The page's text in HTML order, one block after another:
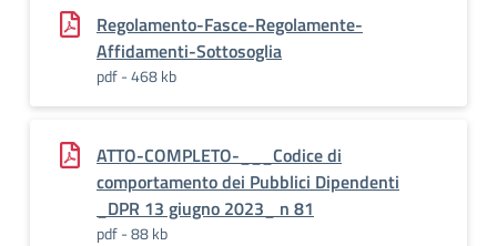
Regolamento-Fasce-Regolamente-
Affidamenti-Sottosoglia
pdf - 468 kb
ATTO-COMPLETO-___Codice di
comportamento dei Pubblici Dipendenti
_DPR 13 giugno 2023_ n 81
pdf - 88 kb